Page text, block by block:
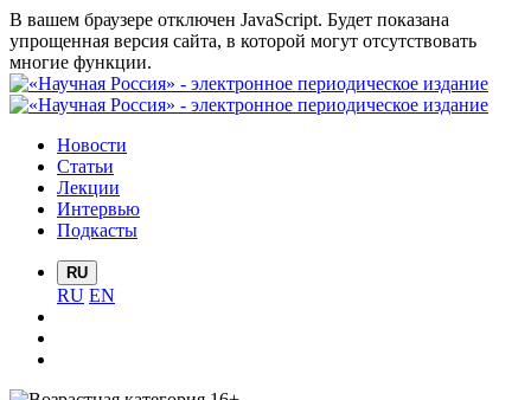
В вашем браузере отключен JavaScript. Будет показана
упрощенная версия сайта, в которой могут отсутствовать
многие функции.
Новости
Статьи
Лекции
Интервью
Подкасты
RU
RU EN